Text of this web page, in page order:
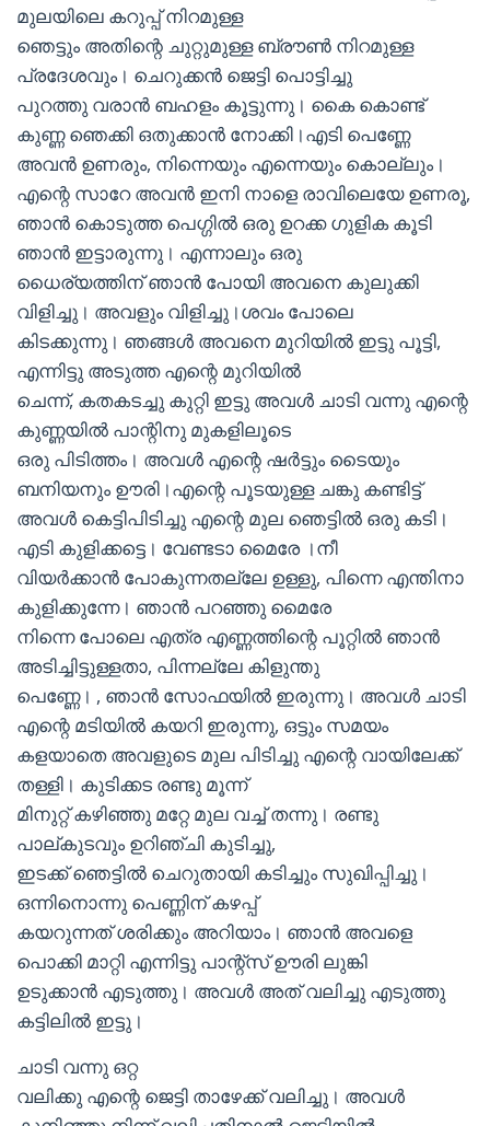
മുലയിലെ കറുപ്പ് നിറമുള്ള
ഞെട്ടും അതിന്റെ ചുറ്റുമുള്ള ബ്രൗൺ നിറമുള്ള
പ്രദേശവും। ചെറുക്കൻ ജെട്ടി പൊട്ടിച്ചു
പുറത്തു വരാൻ ബഹളം കൂട്ടുന്നു। കൈ കൊണ്ട്
കുണ്ണ ഞെക്കി ഒതുക്കാൻ നോക്കി।എടി പെണ്ണേ
അവൻ ഉണരും, നിന്നെയും എന്നെയും കൊല്ലും।
എന്റെ സാറേ അവൻ ഇനി നാളെ രാവിലെയേ ഉണരൂ,
ഞാൻ കൊടുത്ത പെഗ്ഗിൽ ഒരു ഉറക്ക ഗുളിക കൂടി
ഞാൻ ഇട്ടാരുന്നു। എന്നാലും ഒരു
ധൈര്യത്തിന് ഞാൻ പോയി അവനെ കുലുക്കി
വിളിച്ചു। അവളും വിളിച്ചു।ശവം പോലെ
കിടക്കുന്നു। ഞങ്ങൾ അവനെ മുറിയിൽ ഇട്ടു പൂട്ടി,
എന്നിട്ടു അടുത്ത എന്റെ മുറിയിൽ
ചെന്ന്, കതകടച്ചു കുറ്റി ഇട്ടു അവൾ ചാടി വന്നു എന്റെ
കുണ്ണയിൽ പാന്റിനു മുകളിലൂടെ
ഒരു പിടിത്തം। അവൾ എന്റെ ഷർട്ടും ടൈയും
ബനിയനും ഊരി।എന്റെ പൂടയുള്ള ചങ്കു കണ്ടിട്ട്
അവൾ കെട്ടിപിടിച്ചു എന്റെ മുല ഞെട്ടിൽ ഒരു കടി।
എടി കുളിക്കട്ടെ। വേണ്ടടാ മൈരേ ।നീ
വിയർക്കാൻ പോകുന്നതല്ലേ ഉള്ളു, പിന്നെ എന്തിനാ
കുളിക്കുന്നേ। ഞാൻ പറഞ്ഞു മൈരേ
നിന്നെ പോലെ എത്ര എണ്ണത്തിന്റെ പൂറ്റിൽ ഞാൻ
അടിച്ചിട്ടുള്ളതാ, പിന്നല്ലേ കിളുന്തു
പെണ്ണേ। , ഞാൻ സോഫയിൽ ഇരുന്നു। അവൾ ചാടി
എന്റെ മടിയിൽ കയറി ഇരുന്നു, ഒട്ടും സമയം
കളയാതെ അവളുടെ മുല പിടിച്ചു എന്റെ വായിലേക്ക്
തള്ളി। കുടിക്കട രണ്ടു മൂന്ന്
മിനുറ്റ് കഴിഞ്ഞു മറ്റേ മുല വച്ച് തന്നു। രണ്ടു
പാല്കുടവും ഉറിഞ്ചി കുടിച്ചു,
ഇടക്ക് ഞെട്ടിൽ ചെറുതായി കടിച്ചും സുഖിപ്പിച്ചു।
ഒന്നിനൊന്നു പെണ്ണിന് കഴപ്പ്
കയറുന്നത് ശരിക്കും അറിയാം। ഞാൻ അവളെ
പൊക്കി മാറ്റി എന്നിട്ടു പാന്റ്സ് ഊരി ലുങ്കി
ഉടുക്കാൻ എടുത്തു। അവൾ അത് വലിച്ചു എടുത്തു
കട്ടിലിൽ ഇട്ടു।
ചാടി വന്നു ഒറ്റ
വലിക്കു എന്റെ ജെട്ടി താഴേക്ക് വലിച്ചു। അവൾ